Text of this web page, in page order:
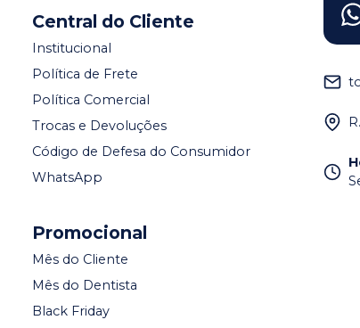
Central do Cliente
Institucional
Política de Frete
Política Comercial
Trocas e Devoluções
Código de Defesa do Consumidor
WhatsApp
Promocional
Mês do Cliente
Mês do Dentista
Black Friday